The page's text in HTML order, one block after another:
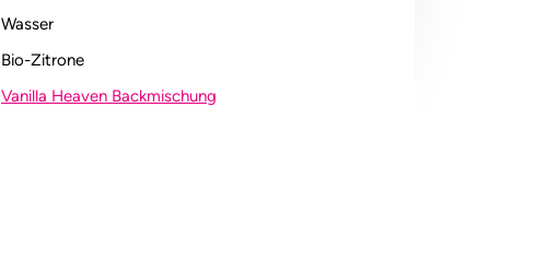
Wasser
Bio-Zitrone
Vanilla Heaven Backmischung